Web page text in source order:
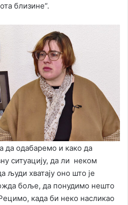
близине“.
да одабаремо и како да
ситуацију, да ли неком
људи хватају оно што је
боље, да понудимо нешто
када би неко насликао